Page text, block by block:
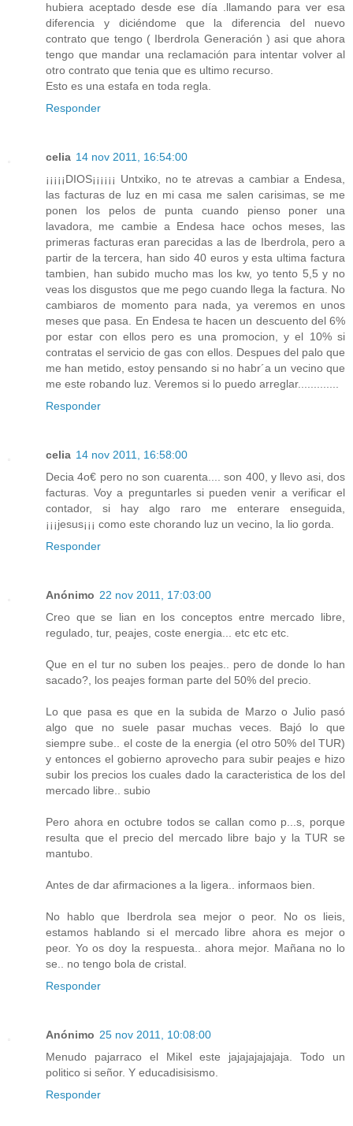
hubiera aceptado desde ese día .llamando para ver esa
diferencia y diciéndome que la diferencia del nuevo
contrato que tengo ( Iberdrola Generación ) asi que ahora
tengo que mandar una reclamación para intentar volver al
otro contrato que tenia que es ultimo recurso.
Esto es una estafa en toda regla.
Responder
celia 14 nov 2011, 16:54:00
¡¡¡¡¡DIOS¡¡¡¡¡¡ Untxiko, no te atrevas a cambiar a Endesa,
las facturas de luz en mi casa me salen carisimas, se me
ponen los pelos de punta cuando pienso poner una
lavadora, me cambie a Endesa hace ochos meses, las
primeras facturas eran parecidas a las de Iberdrola, pero a
partir de la tercera, han sido 40 euros y esta ultima factura
tambien, han subido mucho mas los kw, yo tento 5,5 y no
veas los disgustos que me pego cuando llega la factura. No
cambiaros de momento para nada, ya veremos en unos
meses que pasa. En Endesa te hacen un descuento del 6%
por estar con ellos pero es una promocion, y el 10% si
contratas el servicio de gas con ellos. Despues del palo que
me han metido, estoy pensando si no habr´a un vecino que
me este robando luz. Veremos si lo puedo arreglar.............
Responder
celia 14 nov 2011, 16:58:00
Decia 4o€ pero no son cuarenta.... son 400, y llevo asi, dos
facturas. Voy a preguntarles si pueden venir a verificar el
contador, si hay algo raro me enterare enseguida,
¡¡¡jesus¡¡¡ como este chorando luz un vecino, la lio gorda.
Responder
Anónimo 22 nov 2011, 17:03:00
Creo que se lian en los conceptos entre mercado libre,
regulado, tur, peajes, coste energia... etc etc etc.
Que en el tur no suben los peajes.. pero de donde lo han
sacado?, los peajes forman parte del 50% del precio.
Lo que pasa es que en la subida de Marzo o Julio pasó
algo que no suele pasar muchas veces. Bajó lo que
siempre sube.. el coste de la energia (el otro 50% del TUR)
y entonces el gobierno aprovecho para subir peajes e hizo
subir los precios los cuales dado la caracteristica de los del
mercado libre.. subio
Pero ahora en octubre todos se callan como p...s, porque
resulta que el precio del mercado libre bajo y la TUR se
mantubo.
Antes de dar afirmaciones a la ligera.. informaos bien.
No hablo que Iberdrola sea mejor o peor. No os lieis,
estamos hablando si el mercado libre ahora es mejor o
peor. Yo os doy la respuesta.. ahora mejor. Mañana no lo
se.. no tengo bola de cristal.
Responder
Anónimo 25 nov 2011, 10:08:00
Menudo pajarraco el Mikel este jajajajajajaja. Todo un
politico si señor. Y educadisisismo.
Responder